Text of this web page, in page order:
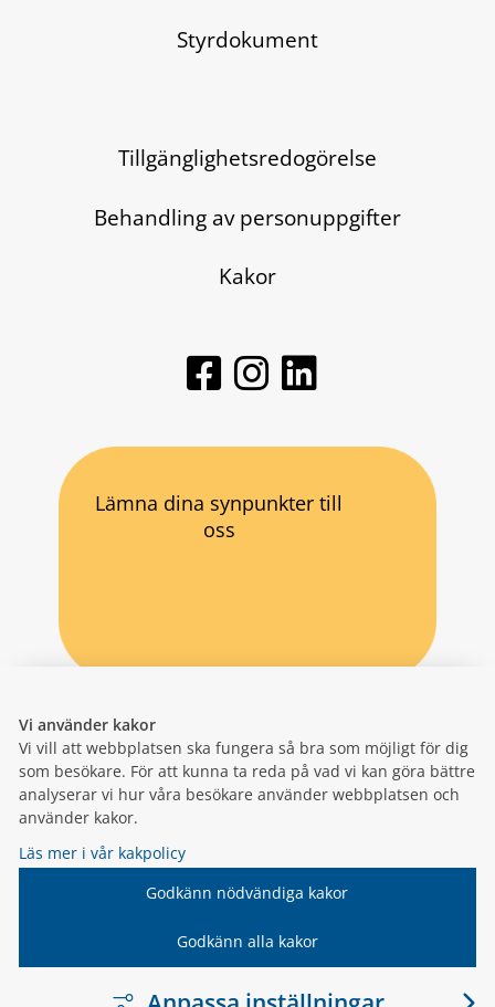
Vi använder kakor
Vi vill att webbplatsen ska fungera så bra som möjligt för dig
som besökare. För att kunna ta reda på vad vi kan göra bättre
analyserar vi hur våra besökare använder webbplatsen och
använder kakor.
Läs mer i vår kakpolicy
Godkänn nödvändiga kakor
Godkänn alla kakor
Styrdokument
Tillgänglighetsredogörelse
Behandling av personuppgifter
Kakor
Lämna dina synpunkter till
oss